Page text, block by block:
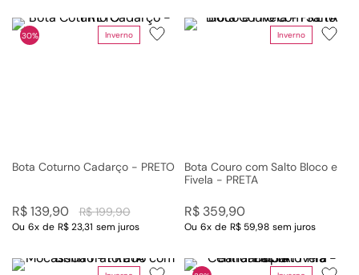
Inverno
30%
Bota Coturno Cadarço - PRETO
R$ 199,90
R$139,90
Ou 6x de R$ 23,31 sem juros
Inverno
Bota Couro com Salto Bloco e
Fivela - PRETA
R$ 359,90
Ou 6x de R$ 59,98 sem juros